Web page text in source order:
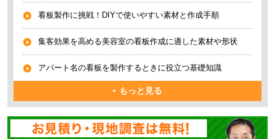
看板製作に挑戦！DIYで使いやすい素材と作成手順
集客効果を高める美容室の看板作成に適した素材や形状
アパート名の看板を製作するときに役立つ基礎知識
もっと見る